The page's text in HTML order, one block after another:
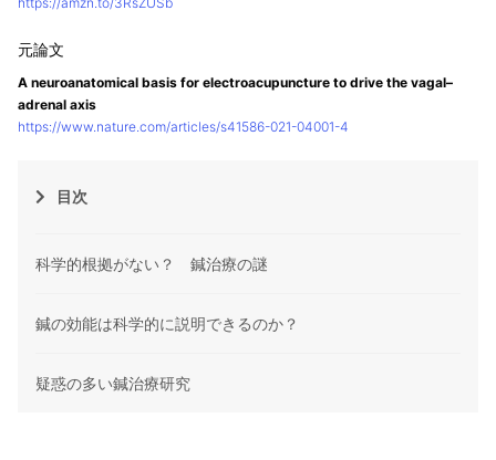
A neuroanatomical basis for electroacupuncture to drive the vagal–
adrenal axis
https://www.nature.com/articles/s41586-021-04001-4
目次
科学的根拠がない？ 鍼治療の謎
鍼の効能は科学的に説明できるのか？
疑惑の多い鍼治療研究